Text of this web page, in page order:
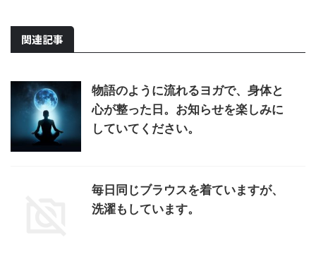
関連記事
物語のように流れるヨガで、身体と
心が整った日。お知らせを楽しみに
していてください。
毎日同じブラウスを着ていますが、
洗濯もしています。